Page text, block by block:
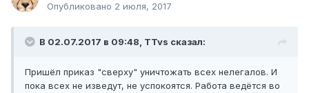
Опубликовано 2 июля, 2017
В 02.07.2017 в 09:48, TTvs сказал:
Пришёл приказ "сверху" уничтожать всех нелегалов. И
пока всех не изведут, не успокоятся. Работа ведётся во